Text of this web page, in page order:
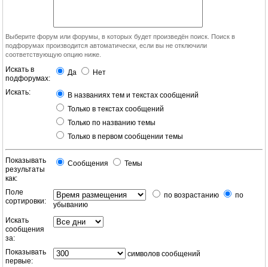
Выберите форум или форумы, в которых будет произведён поиск. Поиск в
подфорумах производится автоматически, если вы не отключили
соответствующую опцию ниже.
Искать в
подфорумах:
Да Нет
Искать:
В названиях тем и текстах сообщений
Только в текстах сообщений
Только по названию темы
Только в первом сообщении темы
Показывать
результаты
как:
Сообщения Темы
Поле
сортировки:
по возрастанию
по
убыванию
Искать
сообщения
за:
Показывать
первые:
символов сообщений